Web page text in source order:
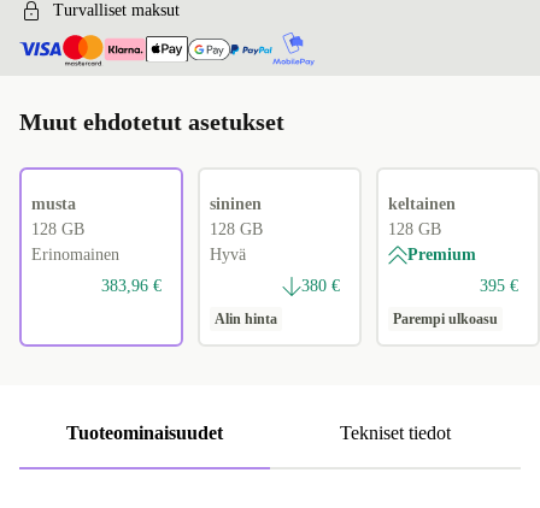
Turvalliset maksut
Muut ehdotetut asetukset
musta
128 GB
Erinomainen
383,96 €
sininen
128 GB
Hyvä
380 €
Alin hinta
keltainen
128 GB
Premium
395 €
Parempi ulkoasu
Tuoteominaisuudet Tekniset tiedot